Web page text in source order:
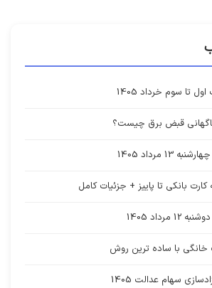
تا سوم خرداد 1405
قبض برق چیست؟
مرداد 1405
کارت بانکی تا پاییز + جزئیات کامل
1405
با ساده ترین روش
سهام عدالت 1405